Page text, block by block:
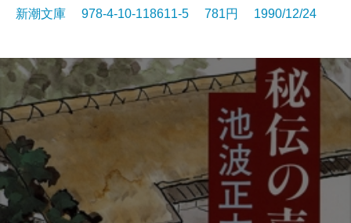
新潮文庫 978-4-10-118611-5 781円 1990/12/24